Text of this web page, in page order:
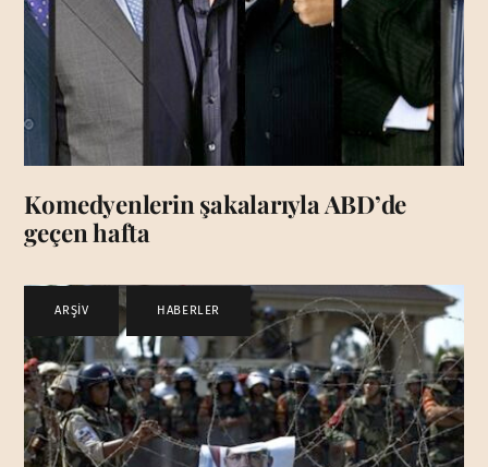
Komedyenlerin şakalarıyla ABD’de
geçen hafta
ARŞİV , HABERLER